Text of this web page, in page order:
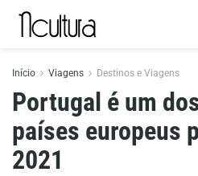
Início Viagens Destinos e Viagens
Portugal é um
países europeus
2021